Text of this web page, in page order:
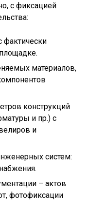
с фиксацией
фактически
материалов,
конструкций
и пр.) с
и
систем:
– актов
фотофиксации